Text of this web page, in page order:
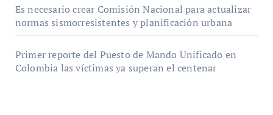
Es necesario crear Comisión Nacional para actualizar
normas sismorresistentes y planificación urbana
Primer reporte del Puesto de Mando Unificado en
Colombia las víctimas ya superan el centenar